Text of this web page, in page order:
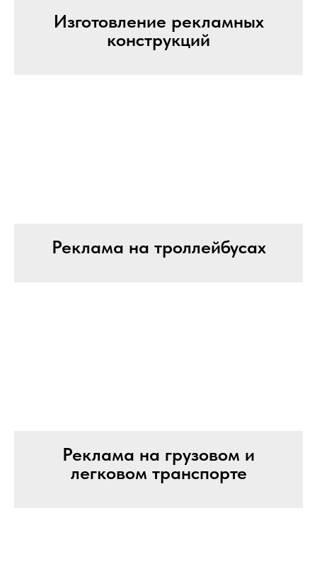
Изготовление рекламных
конструкций
Реклама на троллейбусах
Реклама на грузовом и
легковом транспорте